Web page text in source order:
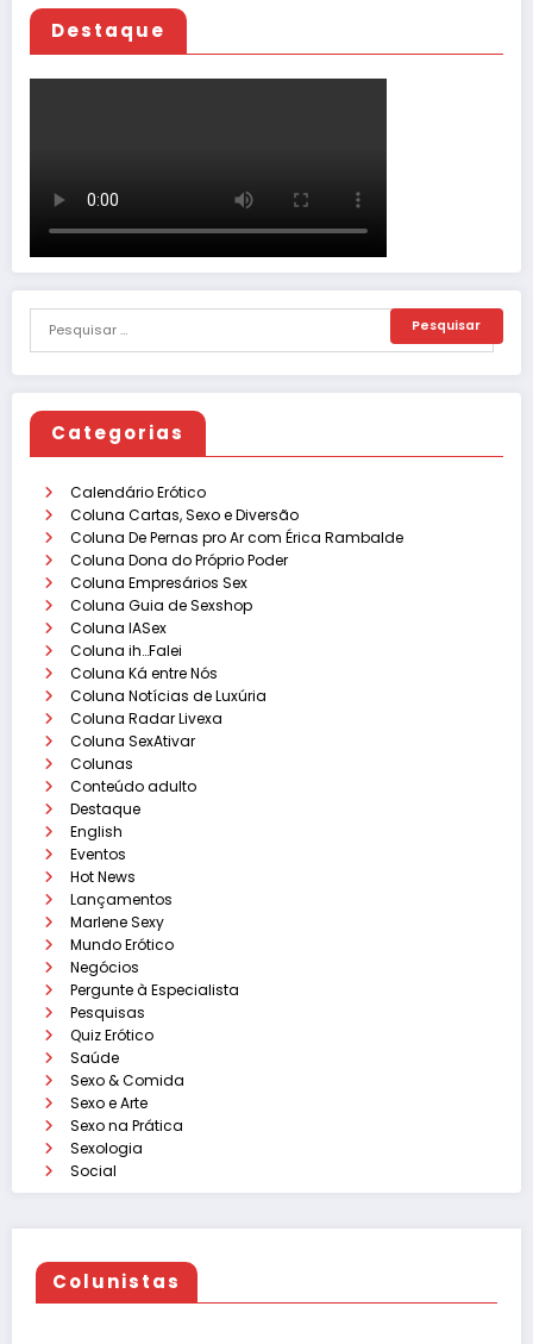
Destaque
Categorias
Calendário Erótico
Coluna Cartas, Sexo e Diversão
Coluna De Pernas pro Ar com Érica Rambalde
Coluna Dona do Próprio Poder
Coluna Empresários Sex
Coluna Guia de Sexshop
Coluna IASex
Coluna ih…Falei
Coluna Ká entre Nós
Coluna Notícias de Luxúria
Coluna Radar Livexa
Coluna SexAtivar
Colunas
Conteúdo adulto
Destaque
English
Eventos
Hot News
Lançamentos
Marlene Sexy
Mundo Erótico
Negócios
Pergunte à Especialista
Pesquisas
Quiz Erótico
Saúde
Sexo & Comida
Sexo e Arte
Sexo na Prática
Sexologia
Social
Colunistas